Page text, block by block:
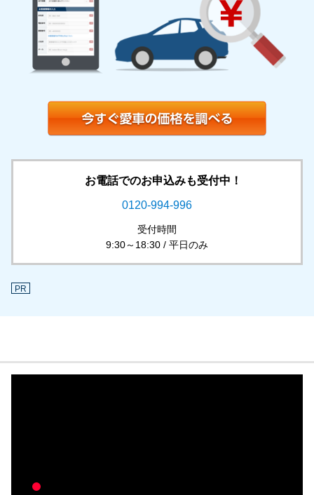
お電話でのお申込みも受付中！
0120-994-996
受付時間
9:30～18:30 / 平日のみ
PR